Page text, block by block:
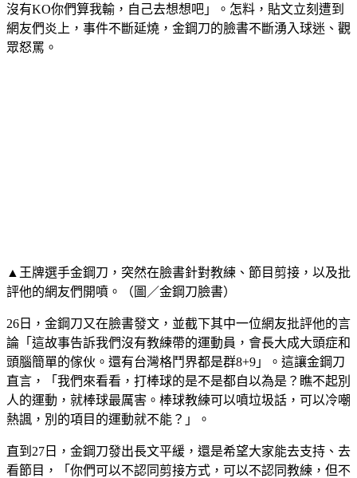
沒有KO你們算我輸，自己去想想吧」。怎料，貼文立刻遭到
網友們炎上，事件不斷延燒，金鋼刀的臉書不斷湧入球迷、觀
眾怒罵。
▲王牌選手金鋼刀，突然在臉書針對教練、節目剪接，以及批
評他的網友們開噴。（圖／金鋼刀臉書）
26日，金鋼刀又在臉書發文，並截下其中一位網友批評他的言
論「這故事告訴我們沒有教練帶的運動員，會長大成大頭症和
頭腦簡單的傢伙。還有台灣格鬥界都是群8+9」。這讓金鋼刀
直言，「我們來看看，打棒球的是不是都自以為是？瞧不起別
人的運動，就棒球最厲害。棒球教練可以噴垃圾話，可以冷嘲
熱諷，別的項目的運動就不能？」。
直到27日，金鋼刀發出長文平緩，還是希望大家能去支持、去
看節目，「你們可以不認同剪接方式，可以不認同教練，但不